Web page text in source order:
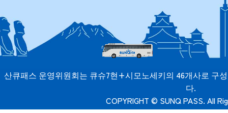
산큐패스 운영위원회는 큐슈7현+시모노세키의 46개사로 구
다.
COPYRIGHT © SUNQ PASS. All